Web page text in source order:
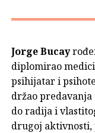
Jorge Bucay
diplomirao
psihijatar i
držao
do radija i
drugoj aktivnosti,